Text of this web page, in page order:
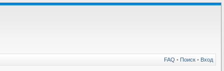
FAQ • Поиск • Вход